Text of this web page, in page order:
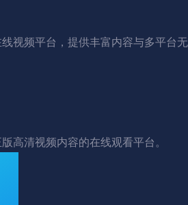
视频平台，提供丰富内容与多平台无
高清视频内容的在线观看平台。